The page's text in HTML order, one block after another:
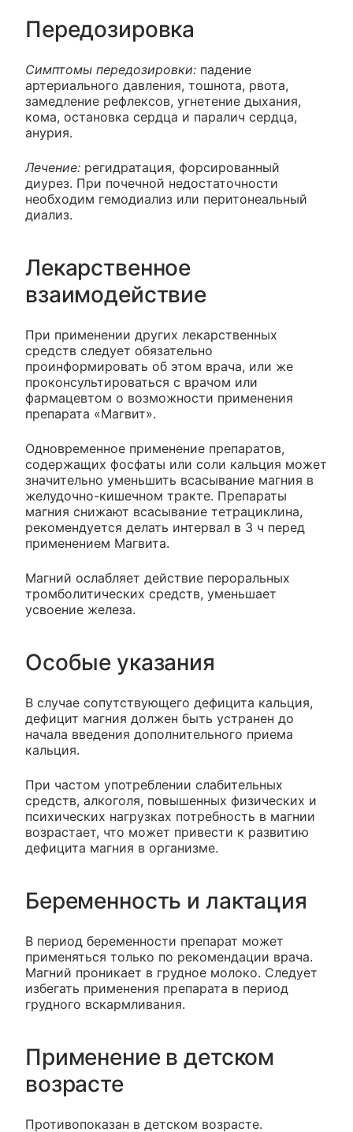
Передозировка
Симптомы передозировки: падение
артериального давления, тошнота, рвота,
замедление рефлексов, угнетение дыхания,
кома, остановка сердца и паралич сердца,
анурия.
Лечение: регидратация, форсированный
диурез. При почечной недостаточности
необходим гемодиализ или перитонеальный
диализ.
Лекарственное
взаимодействие
При применении других лекарственных
средств следует обязательно
проинформировать об этом врача, или же
проконсультироваться с врачом или
фармацевтом о возможности применения
препарата «Магвит».
Одновременное применение препаратов,
содержащих фосфаты или соли кальция может
значительно уменьшить всасывание магния в
желудочно-кишечном тракте. Препараты
магния снижают всасывание тетрациклина,
рекомендуется делать интервал в 3 ч перед
применением Магвита.
Магний ослабляет действие пероральных
тромболитических средств, уменьшает
усвоение железа.
Особые указания
В случае сопутствующего дефицита кальция,
дефицит магния должен быть устранен до
начала введения дополнительного приема
кальция.
При частом употреблении слабительных
средств, алкоголя, повышенных физических и
психических нагрузках потребность в магнии
возрастает, что может привести к развитию
дефицита магния в организме.
Беременность и лактация
В период беременности препарат может
применяться только по рекомендации врача.
Магний проникает в грудное молоко. Следует
избегать применения препарата в период
грудного вскармливания.
Применение в детском
возрасте
Противопоказан в детском возрасте.